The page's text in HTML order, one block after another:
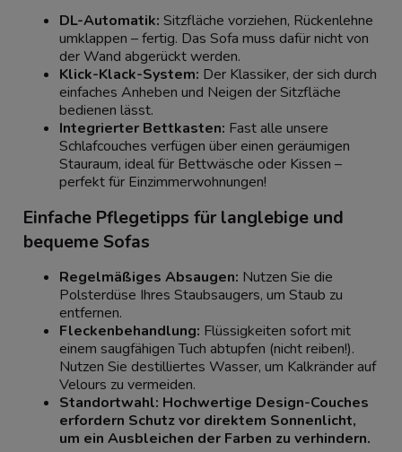
DL-Automatik: Sitzfläche vorziehen, Rückenlehne
umklappen – fertig. Das Sofa muss dafür nicht von
der Wand abgerückt werden.
Klick-Klack-System: Der Klassiker, der sich durch
einfaches Anheben und Neigen der Sitzfläche
bedienen lässt.
Integrierter Bettkasten: Fast alle unsere
Schlafcouches verfügen über einen geräumigen
Stauraum, ideal für Bettwäsche oder Kissen –
perfekt für Einzimmerwohnungen!
Einfache Pflegetipps für langlebige und
bequeme Sofas
Regelmäßiges Absaugen: Nutzen Sie die
Polsterdüse Ihres Staubsaugers, um Staub zu
entfernen.
Fleckenbehandlung: Flüssigkeiten sofort mit
einem saugfähigen Tuch abtupfen (nicht reiben!).
Nutzen Sie destilliertes Wasser, um Kalkränder auf
Velours zu vermeiden.
Standortwahl: Hochwertige Design-Couches
erfordern Schutz vor direktem Sonnenlicht,
um ein Ausbleichen der Farben zu verhindern.